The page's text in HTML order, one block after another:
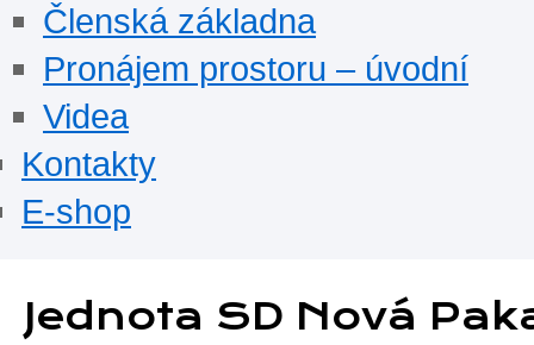
Členská základna
Pronájem prostoru – úvodní
Videa
Kontakty
E-shop
obsahu
webu
Jednota SD Nová